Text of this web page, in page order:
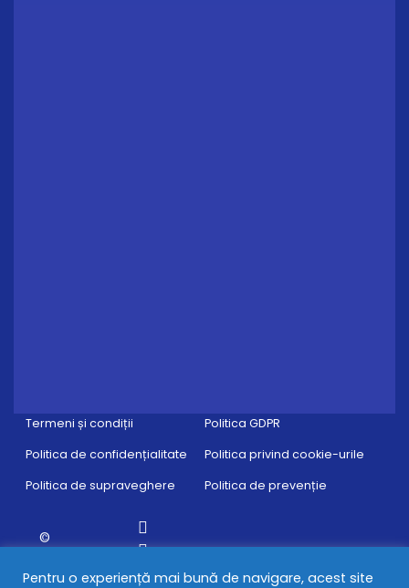
Termeni și condiții
Politica GDPR
Politica de confidențialitate
Politica privind cookie-urile
Politica de supraveghere
Politica de prevenție
©
ro
Pentru o experiență mai bună de navigare, acest site